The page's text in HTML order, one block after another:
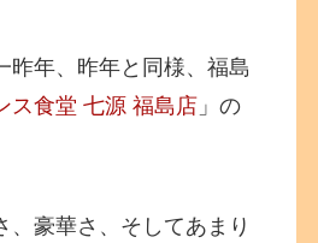
昨年、昨年と同様、福島
ス食堂 七源 福島店 」の
、豪華さ、そしてあまり